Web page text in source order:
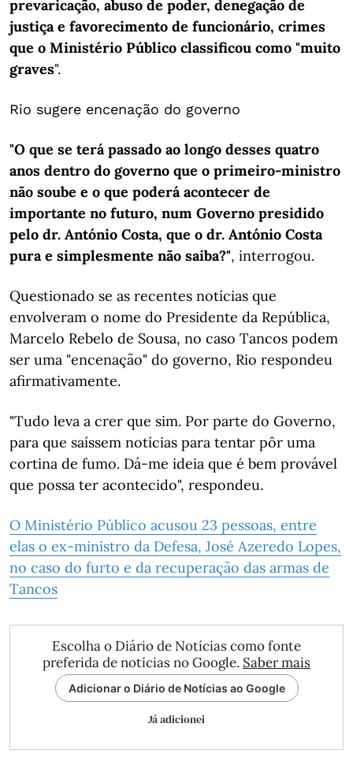
prevaricação, abuso de poder, denegação de
justiça e favorecimento de funcionário, crimes
que o Ministério Público classificou como "muito
graves".
Rio sugere encenação do governo
"O que se terá passado ao longo desses quatro
anos dentro do governo que o primeiro-ministro
não soube e o que poderá acontecer de
importante no futuro, num Governo presidido
pelo dr. António Costa, que o dr. António Costa
pura e simplesmente não saiba?", interrogou.
Questionado se as recentes notícias que
envolveram o nome do Presidente da República,
Marcelo Rebelo de Sousa, no caso Tancos podem
ser uma "encenação" do governo, Rio respondeu
afirmativamente.
"Tudo leva a crer que sim. Por parte do Governo,
para que saíssem notícias para tentar pôr uma
cortina de fumo. Dá-me ideia que é bem provável
que possa ter acontecido", respondeu.
O Ministério Público acusou 23 pessoas, entre
elas o ex-ministro da Defesa, José Azeredo Lopes,
no caso do furto e da recuperação das armas de
Tancos
Escolha o Diário de Notícias como fonte
preferida de notícias no Google. Saber mais
Adicionar o Diário de Notícias ao Google
Já adicionei